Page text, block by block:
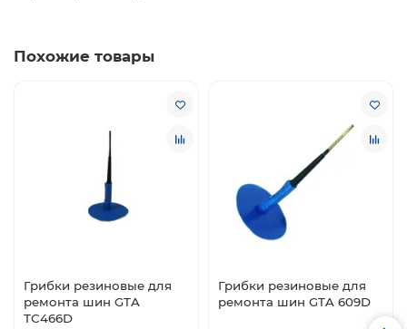
Похожие товары
Грибки резиновые для
ремонта шин GTA
ТС466D
Грибки резиновые для
ремонта шин GTA 609D